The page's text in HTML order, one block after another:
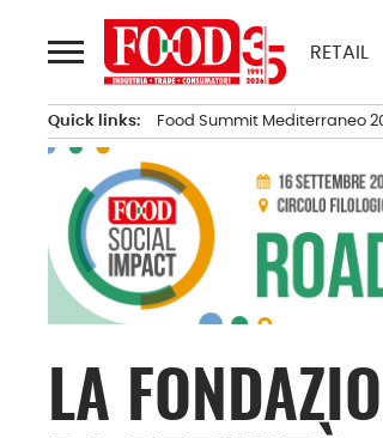
al
contenuto
RETAIL
Quick links: Food Summit Mediterraneo
LA